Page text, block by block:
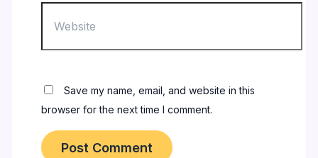
Save my name, email, and website in this
browser for the next time I comment.